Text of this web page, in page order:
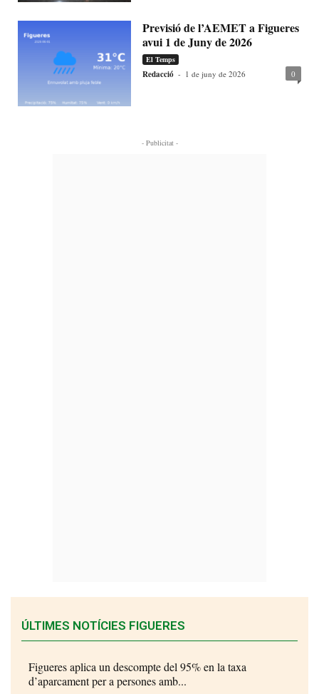
Previsió de l’AEMET a Figueres
avui 1 de Juny de 2026
El Temps
Redacció - 1 de juny de 2026 0
- Publicitat -
ÚLTIMES NOTÍCIES FIGUERES
Figueres aplica un descompte del 95% en la taxa
d’aparcament per a persones amb...